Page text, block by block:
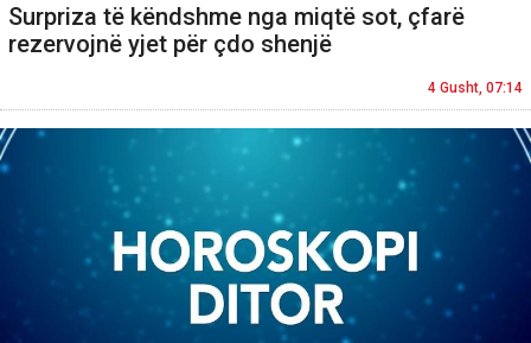
Surpriza të këndshme nga miqtë sot, çfarë
rezervojnë yjet për çdo shenjë
4 Gusht, 07:14